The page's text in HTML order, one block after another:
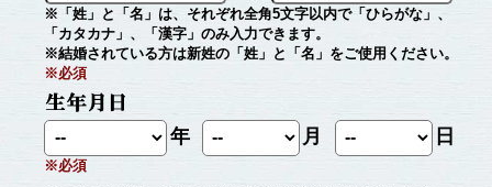
※「姓」と「名」は、それぞれ全角5文字以内で「ひらがな」、
「カタカナ」、「漢字」のみ入力できます。
※結婚されている方は新姓の「姓」と「名」をご使用ください。
※必須
年 月 日
※必須